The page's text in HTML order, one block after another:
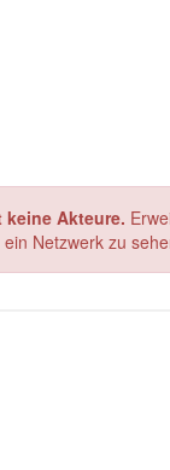
keine Akteure.
Netzwerk zu